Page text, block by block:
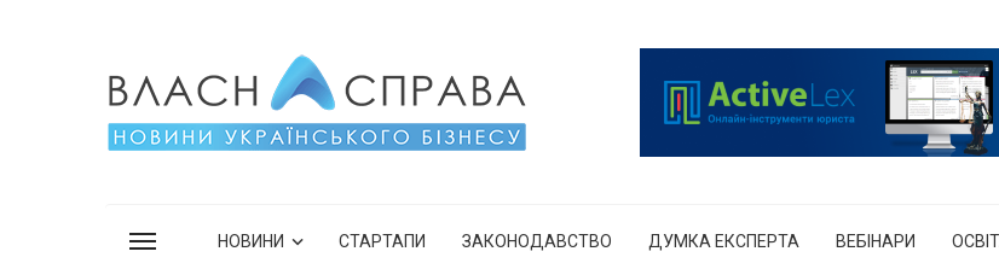
НОВИНИ СТАРТАПИ ЗАКОНОДАВСТВО ДУМКА ЕКСПЕРТА ВЕБІНАРИ